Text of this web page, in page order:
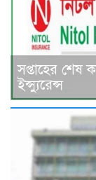
সপ্তাহের শেষ
ইন্স্যুরেন্স